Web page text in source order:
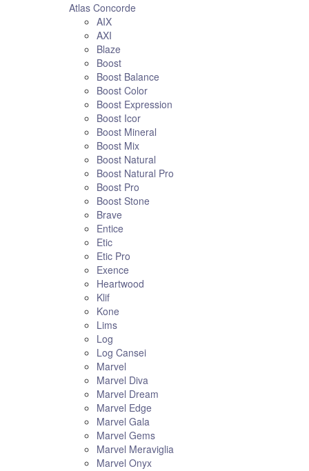
Atlas Concorde
AIX
AXI
Blaze
Boost
Boost Balance
Boost Color
Boost Expression
Boost Icor
Boost Mineral
Boost Mix
Boost Natural
Boost Natural Pro
Boost Pro
Boost Stone
Brave
Entice
Etic
Etic Pro
Exence
Heartwood
Klif
Kone
Lims
Log
Log Cansei
Marvel
Marvel Diva
Marvel Dream
Marvel Edge
Marvel Gala
Marvel Gems
Marvel Meraviglia
Marvel Onyx